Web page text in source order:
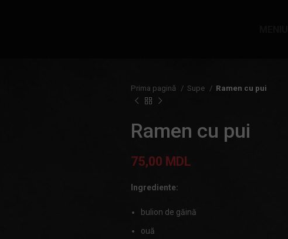
Prima pagină Supe Ramen cu pui
Ramen cu pui
75,00 MDL
Ingrediente:
bulion de găină
ouă